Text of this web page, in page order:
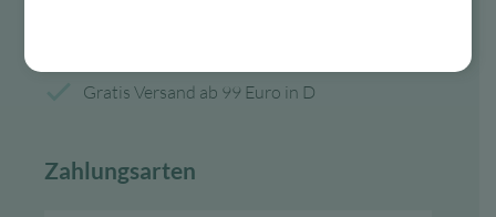
Gratis Versand ab 99 Euro in D
Zahlungsarten